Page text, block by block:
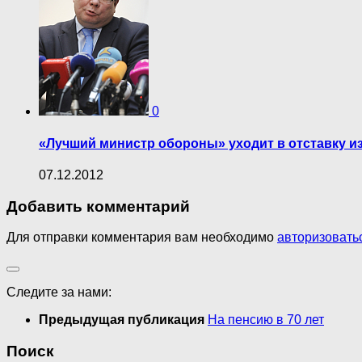
0
«Лучший министр обороны» уходит в отставку
07.12.2012
Добавить комментарий
Для отправки комментария вам необходимо
Следите за нами:
Предыдущая публикация На пенсию в 70 лет
Поиск